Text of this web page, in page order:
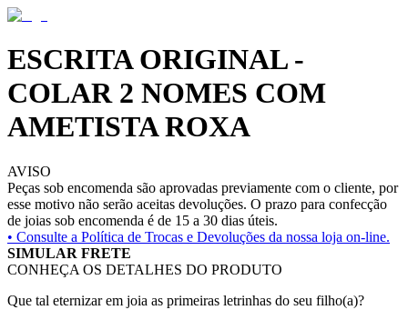
ESCRITA ORIGINAL -
COLAR 2 NOMES COM
AMETISTA ROXA
AVISO
Peças sob encomenda são aprovadas previamente com o cliente, por
esse motivo não serão aceitas devoluções. O prazo para confecção
de joias sob encomenda é de 15 a 30 dias úteis.
• Consulte a Política de Trocas e Devoluções da nossa loja on-line.
SIMULAR FRETE
CONHEÇA OS DETALHES DO PRODUTO
Que tal eternizar em joia as primeiras letrinhas do seu filho(a)?